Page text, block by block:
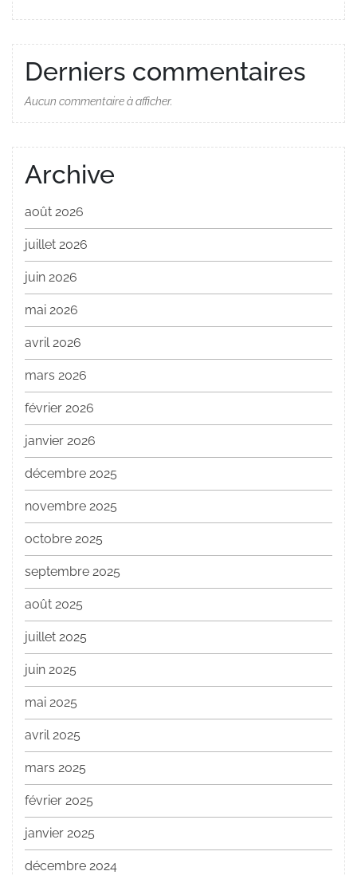
Derniers commentaires
Aucun commentaire à afficher.
Archive
août 2026
juillet 2026
juin 2026
mai 2026
avril 2026
mars 2026
février 2026
janvier 2026
décembre 2025
novembre 2025
octobre 2025
septembre 2025
août 2025
juillet 2025
juin 2025
mai 2025
avril 2025
mars 2025
février 2025
janvier 2025
décembre 2024